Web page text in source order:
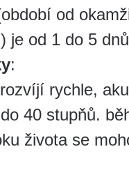
od
je od 1 do 5
:
rychle,
40 stupňů.
života se